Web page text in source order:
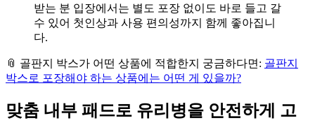
받는 분 입장에서는 별도 포장 없이도 바로 들고 갈
수 있어 첫인상과 사용 편의성까지 함께 좋아집니
다.
📎 골판지 박스가 어떤 상품에 적합한지 궁금하다면: 골판지
박스로 포장해야 하는 상품에는 어떤 게 있을까?
맞춤 내부 패드로 유리병을 안전하게 고